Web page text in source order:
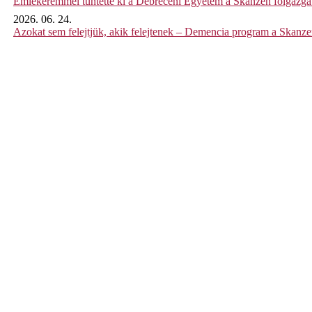
2026. 06. 24.
Azokat sem felejtjük, akik felejtenek – Demencia program a